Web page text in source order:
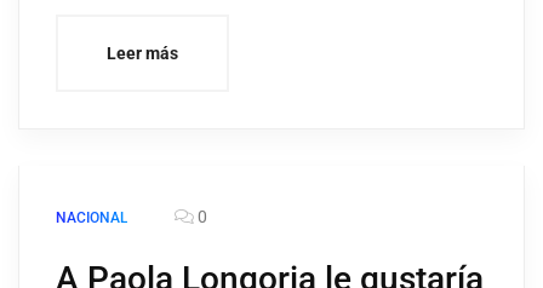
Leer más
NACIONAL 0
A Paola Longoria le gustaría